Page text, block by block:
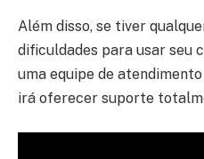
Além disso, se tiver
dificuldades para usar seu
uma equipe de
irá oferecer suporte